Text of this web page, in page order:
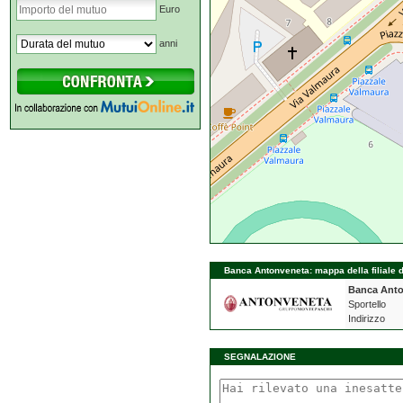
Euro
anni
Banca Antonveneta: mappa della filiale
Banca
Sportello
Indirizzo
SEGNALAZIONE